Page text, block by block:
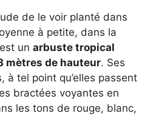
de le voir planté dans
à petite, dans la
un arbuste tropical
mètres de hauteur. Ses
à tel point qu’elles passent
bractées voyantes en
les tons de rouge, blanc,